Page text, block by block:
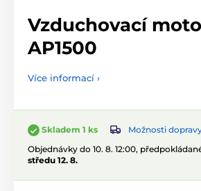
Vzduchovací
AP1500
Více informací ›
Skladem 1 ks
Možnosti dopravy
Objednávky do 10. 8. 12:00,
středu 12. 8.